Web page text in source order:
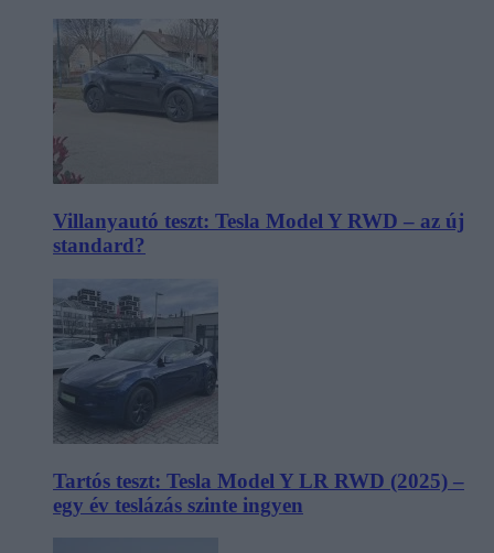
Villanyautó teszt: Tesla Model Y RWD – az új
standard?
Tartós teszt: Tesla Model Y LR RWD (2025) –
egy év teslázás szinte ingyen